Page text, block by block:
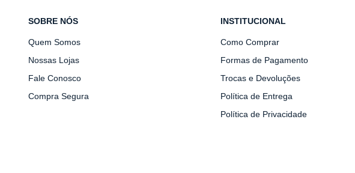
SOBRE NÓS
Quem Somos
Nossas Lojas
Fale Conosco
Compra Segura
INSTITUCIONAL
Como Comprar
Formas de Pagamento
Trocas e Devoluções
Política de Entrega
Política de Privacidade